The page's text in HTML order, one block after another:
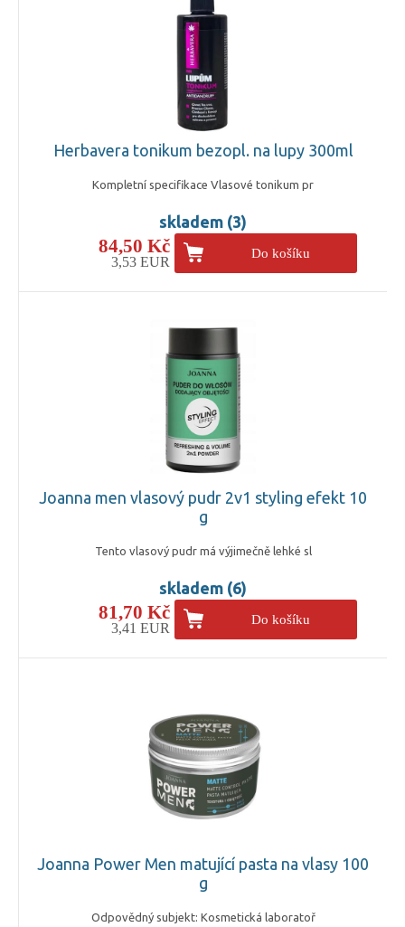
Herbavera tonikum bezopl. na lupy 300ml
Kompletní specifikace Vlasové tonikum pr
skladem (3)
84,50 Kč
3,53 EUR
Do košíku
Joanna men vlasový pudr 2v1 styling efekt 10
g
Tento vlasový pudr má výjimečně lehké sl
skladem (6)
81,70 Kč
3,41 EUR
Do košíku
Joanna Power Men matující pasta na vlasy 100
g
Odpovědný subjekt: Kosmetická laboratoř